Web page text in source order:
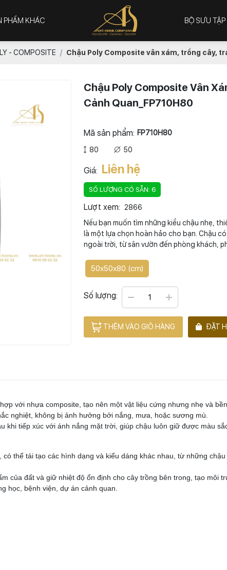
PHẨM KHÁC BỘ SƯU TẬP
- COMPOSITE Chậu Poly Composite vân xám, trồng cây,
Chậu Poly Composite Vân
Cảnh Quan_FP710H80
Mã sản phẩm: FP710H80
80 50
Giá: Liên hệ
SỐ LƯỢNG CÓ SẴN: 6
Lượt xem:
2866
Nếu bạn muốn tìm những kiểu chậu nhẹ,
là một lựa chọn hoàn hảo cho bạn. Chậu
ngoài trời, từ sân vườn đến phòng khách,
50x50x80 (cm)
Số lượng:
THÊM VÀO GIỎ HÀNG ĐẶT
với nhựa composite, tạo nên một vật liệu cứng nhưng nhẹ và bền
nghiệt, không bị ảnh hưởng bởi nắng, mưa, hoặc sương mù.
khi tiếp xúc với ánh nắng mặt trời, giúp chậu luôn giữ được màu
thể tái tạo các hình dạng và kiểu dáng khác nhau, từ những
của đất và giữ nhiệt độ ổn định cho cây trồng bên trong, tạo môi
học, bệnh viện, dự án cảnh quan.